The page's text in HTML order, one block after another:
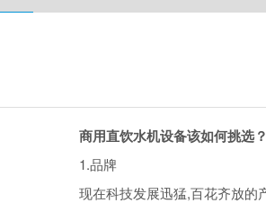
商用直饮水机设备该如何挑选？
1.品牌
现在科技发展迅猛,百花齐放的